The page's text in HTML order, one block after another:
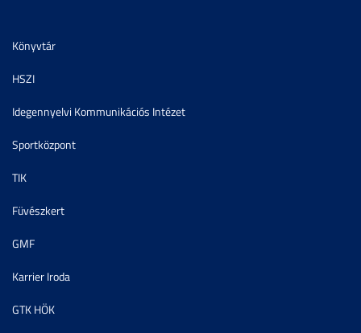
Könyvtár
HSZI
Idegennyelvi Kommunikációs Intézet
Sportközpont
TIK
Füvészkert
GMF
Karrier Iroda
GTK HÖK